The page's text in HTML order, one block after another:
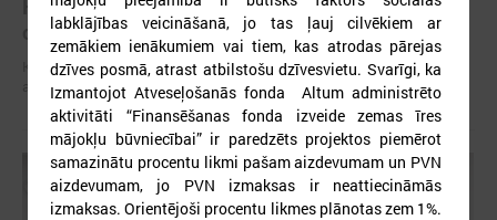
Komitejā diskutē par iespējām efektīvi un
operatīvi sadarboties vides avāriju gadījumā
Komitejā diskutē par iespējām efektīvi un operatīvi sadarboties vides
avāriju gadījumā
labklājības veicināšanā, jo tas ļauj cilvēkiem ar
zemākiem ienākumiem vai tiem, kas atrodas pārejas
dzīves posmā, atrast atbilstošu dzīvesvietu. Svarīgi, ka
Izmantojot Atveseļošanās fonda Altum administrēto
aktivitāti “Finansēšanas fonda izveide zemas īres
mājokļu būvniecībai” ir paredzēts projektos piemērot
samazinātu procentu likmi pašam aizdevumam un PVN
aizdevumam, jo PVN izmaksas ir neattiecināmās
izmaksas. Orientējoši procentu likmes plānotas zem 1%.